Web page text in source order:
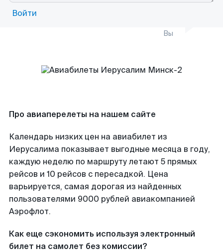
Войти
Вы
Про авиаперелеты на нашем сайте
Календарь низких цен на авиабилет из
Иерусалима показывает выгодные месяца в году,
каждую неделю по маршруту летают 5 прямых
рейсов и 10 рейсов с пересадкой. Цена
варьируется, самая дорогая из найденных
пользователями 9000 рублей авиакомпанией
Аэрофлот.
Как еще сэкономить используя электронный
билет на самолет без комиссии?